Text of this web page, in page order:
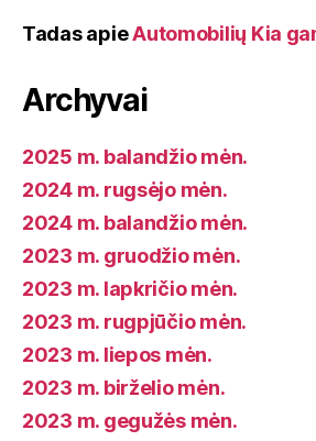
TadasapieAutomobilių Kia
Archyvai
2025 m. balandžio mėn.
2024 m. rugsėjo mėn.
2024 m. balandžio mėn.
2023 m. gruodžio mėn.
2023 m. lapkričio mėn.
2023 m. rugpjūčio mėn.
2023 m. liepos mėn.
2023 m. birželio mėn.
2023 m. gegužės mėn.